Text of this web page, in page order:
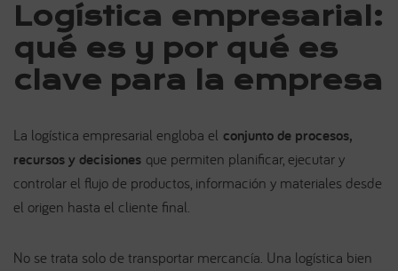
Logística empresarial:
qué es y por qué es
clave para la empresa
La logística empresarial engloba el conjunto de procesos,
recursos y decisiones que permiten planificar, ejecutar y
controlar el flujo de productos, información y materiales desde
el origen hasta el cliente final.
No se trata solo de transportar mercancía. Una logística bien